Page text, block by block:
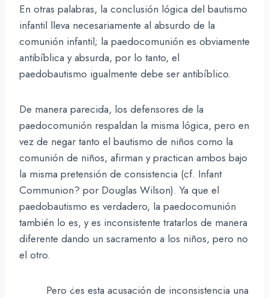
En otras palabras, la conclusión lógica del bautismo
infantil lleva necesariamente al absurdo de la
comunión infantil; la paedocomunión es obviamente
antibíblica y absurda, por lo tanto, el
paedobautismo igualmente debe ser antibíblico.
De manera parecida, los defensores de la
paedocomunión respaldan la misma lógica, pero en
vez de negar tanto el bautismo de niños como la
comunión de niños, afirman y practican ambos bajo
la misma pretensión de consistencia (cf. Infant
Communion? por Douglas Wilson). Ya que el
paedobautismo es verdadero, la paedocomunión
también lo es, y es inconsistente tratarlos de manera
diferente dando un sacramento a los niños, pero no
el otro.
Pero ¿es esta acusación de inconsistencia una